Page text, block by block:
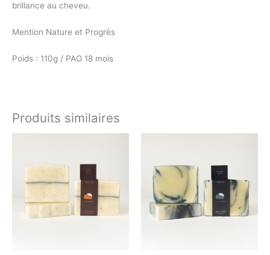
brillance au cheveu.
Mention Nature et Progrès
Poids : 110g / PAO 18 mois
Produits similaires